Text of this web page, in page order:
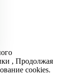
, Продолжая
cookies.